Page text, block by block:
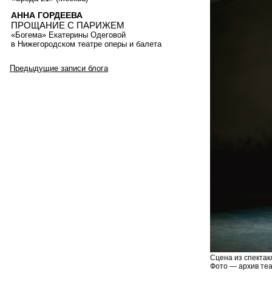
Сцена из
Фото — архив
АННА ГОРДЕЕВА
ПРОЩАНИЕ С ПАРИЖЕМ
«Богема» Екатерины Одеговой
в Нижегородском театре оперы и балета
Предыдущие записи блога